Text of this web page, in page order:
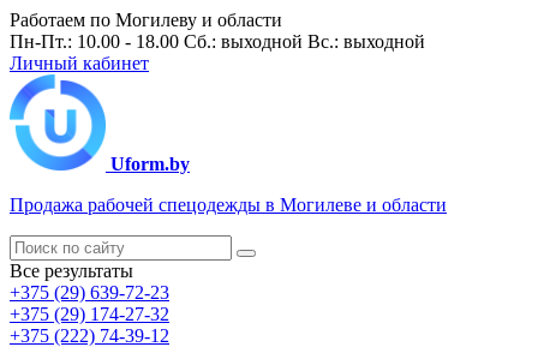
Работаем по Могилеву и области
Пн-Пт.: 10.00 - 18.00 Сб.: выходной Вс.: выходной
Личный кабинет
Uform.by
Продажа рабочей спецодежды в Могилеве и области
Все результаты
+375 (29) 639-72-23
+375 (29) 174-27-32
+375 (222) 74-39-12